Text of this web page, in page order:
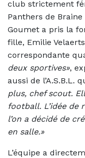
club strictement
Panthers de Braine
Goumet a pris la
fille, Emilie
correspondante
deux sportives»,
aussi de l’A.S.B.L.
plus, chef scout.
football. L’idée de
l’on a décidé de
en salle.»
L’équipe a